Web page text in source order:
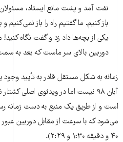
نفت آمد و پشت مانع ایستاد،
باز کنیم. ما گفتیم راه را باز
یکی از بچه‌ها داد زد و گفت نگاه
دوربین بالای سر ماست که بعد به
زمانه به شکل مستقل قادر به تأیید
است و از طریق یک منبع به دست زمانه
۴۰ و دقیقه ۱:۳۰ و ۲:۲۹).